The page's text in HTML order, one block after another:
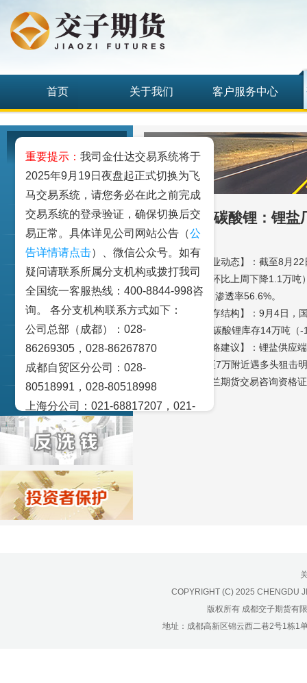
首页 关于我们 客户服务中心
工业品
农业品
金融期货和衍生品
交易策论
产业研究
实盘点睛
宏观金融数据图解
碳酸锂：锂盐
【行业政策与产业动态】：截至8月
原口径可售库存环比上周下降1.1万
月同期增长7%，渗透率56.6%。
【期现状态及库存结构】：9月4日，
至9月4日，国内碳酸锂库存14万吨（
【供需评估及策略建议】：锂盐供应
面LC2511下行至7万附近遇多头狙击
（交子期货刘思兰期货交易咨询资格
COPYRIGHT (C) 2025 CHENGDU
版权所有 成都交子期货有
地址：成都高新区锦云西二巷2号1栋1
重要提示： 我司金仕达交易系统将于
2025年9月19日夜盘起正式切换为飞
马交易系统，请您务必在此之前完成
交易系统的登录验证，确保切换后交
易正常。具体详见公司网站公告（公
告详情请点击）、微信公众号。如有
疑问请联系所属分支机构或拨打我司
全国统一客服热线：400-8844-998咨
询。 各分支机构联系方式如下：
公司总部（成都）：028-
86269305，028-86267870
成都自贸区分公司：028-
80518991，028-80518998
上海分公司：021-68817207，021-
68817209
北京营业部：010-65005128
广州营业部：020-28129909，020-
28129902
青岛营业部：0532-83101951、
0532-83101962